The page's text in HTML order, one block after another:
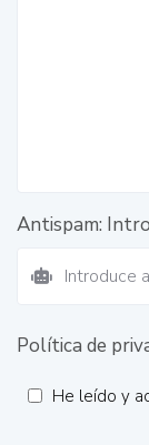
Antispam:
Política de
He leído y